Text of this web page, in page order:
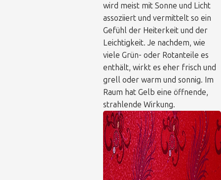
wird meist mit Sonne und Licht
assoziiert und vermittelt so ein
Gefühl der Heiterkeit und der
Leichtigkeit. Je nachdem, wie
viele Grün- oder Rotanteile es
enthält, wirkt es eher frisch und
grell oder warm und sonnig. Im
Raum hat Gelb eine öffnende,
strahlende Wirkung.